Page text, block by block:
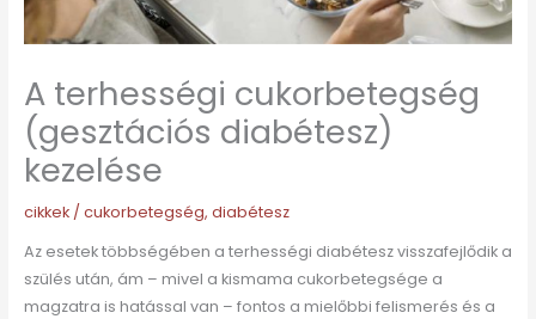
A terhességi cukorbetegség
(gesztációs diabétesz)
kezelése
cikkek/ cukorbetegség, diabétesz
Az esetek többségében a terhességi diabétesz visszafejlődik a
szülés után, ám – mivel a kismama cukorbetegsége a
magzatra is hatással van – fontos a mielőbbi felismerés és a